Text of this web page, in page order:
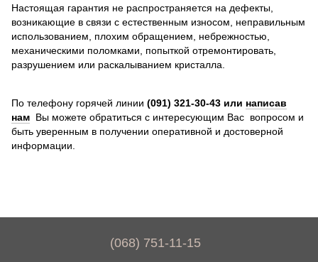
Настоящая гарантия не распространяется на дефекты,
возникающие в связи с естественным износом, неправильным
использованием, плохим обращением, небрежностью,
механическими поломками, попыткой отремонтировать,
разрушением или раскалыванием кристалла.
По телефону горячей линии (091) 321-30-43 или написав
нам Вы можете обратиться с интересующим Вас вопросом и
быть уверенным в получении оперативной и достоверной
информации.
(068) 751-11-15